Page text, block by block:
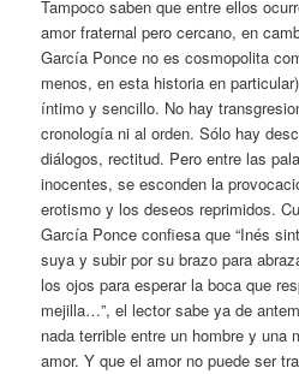
Tampoco saben que entre ellos
amor fraternal pero cercano, en
García Ponce no es cosmopolita
menos, en esta historia en
íntimo y sencillo. No hay
cronología ni al orden. Sólo hay
diálogos, rectitud. Pero entre las
inocentes, se esconden la
erotismo y los deseos reprimidos.
García Ponce confiesa que “Inés
suya y subir por su brazo para
los ojos para esperar la boca que
mejilla…”, el lector sabe ya de
nada terrible entre un hombre y una
amor. Y que el amor no puede ser